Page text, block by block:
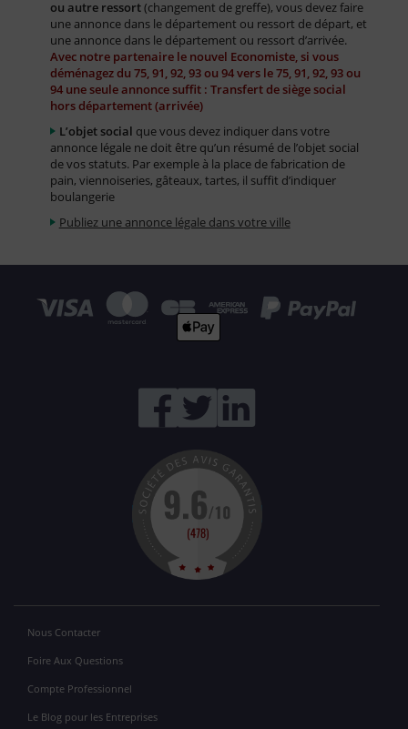
ou autre ressort(changement de greffe), vous devez faire
une annonce dans le département ou ressort de départ, et
une annonce dans le département ou ressort d’arrivée.
Avec notre partenaire le nouvel Economiste, si vous
déménagez du 75, 91, 92, 93 ou 94 vers le 75, 91, 92, 93 ou
94 une seule annonce suffit : Transfert de siège social
hors département (arrivée)
L’objet social que vous devez indiquer dans votre
annonce légale ne doit être qu’un résumé de l’objet social
de vos statuts. Par exemple à la place de fabrication de
pain, viennoiseries, gâteaux, tartes, il suffit d’indiquer
boulangerie
Publiez une annonce légale dans votre ville
Nous Contacter
Foire Aux Questions
Compte Professionnel
Le Blog pour les Entreprises